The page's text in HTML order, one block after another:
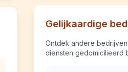
Gelijkaardige
Ontdek andere
diensten gedomicilieerd